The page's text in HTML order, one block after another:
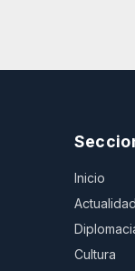
Inicio
Actualidad
Cultura